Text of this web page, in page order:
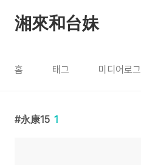
湘來和台妹
홈 태그 미디어로그
永康15 1